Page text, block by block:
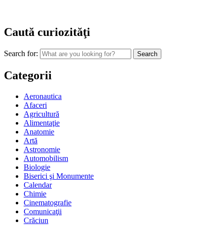
Caută curiozităţi
Search for:
Categorii
Aeronautica
Afaceri
Agricultură
Alimentaţie
Anatomie
Artă
Astronomie
Automobilism
Biologie
Biserici şi Monumente
Calendar
Chimie
Cinematografie
Comunicaţii
Crăciun